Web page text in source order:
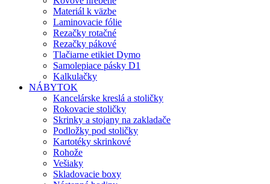
Materiál k väzbe
Laminovacie fólie
Rezačky rotačné
Rezačky pákové
Tlačiarne etikiet Dymo
Samolepiace pásky D1
Kalkulačky
NÁBYTOK
Kancelárske kreslá a stoličky
Rokovacie stoličky
Skrinky a stojany na zakladače
Podložky pod stoličky
Kartotéky skrinkové
Rohože
Vešiaky
Skladovacie boxy